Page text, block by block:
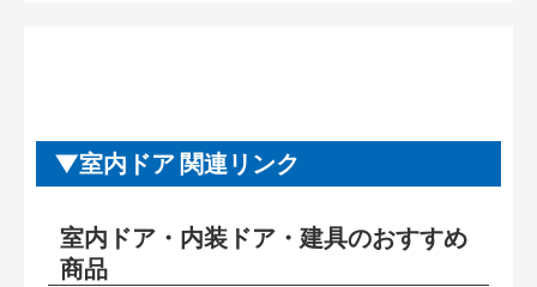
室内ドア 関連リンク
室内ドア・内装ドア・建具のおすすめ
商品